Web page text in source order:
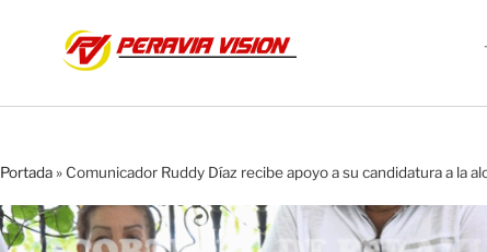
Portada» Comunicador Ruddy Díaz recibe apoyo a su candidatura a la